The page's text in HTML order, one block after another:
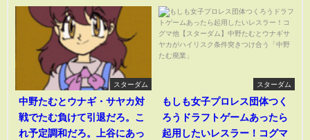
スターダム
中野たむとウナギ・サヤカ対
戦でたむ負けて引退だろ。こ
れ予定調和だろ。上谷にあっ
スターダム
もしも女子プロレス団体つく
ろうドラフトゲームあったら
起用したいレスラー！コグマ